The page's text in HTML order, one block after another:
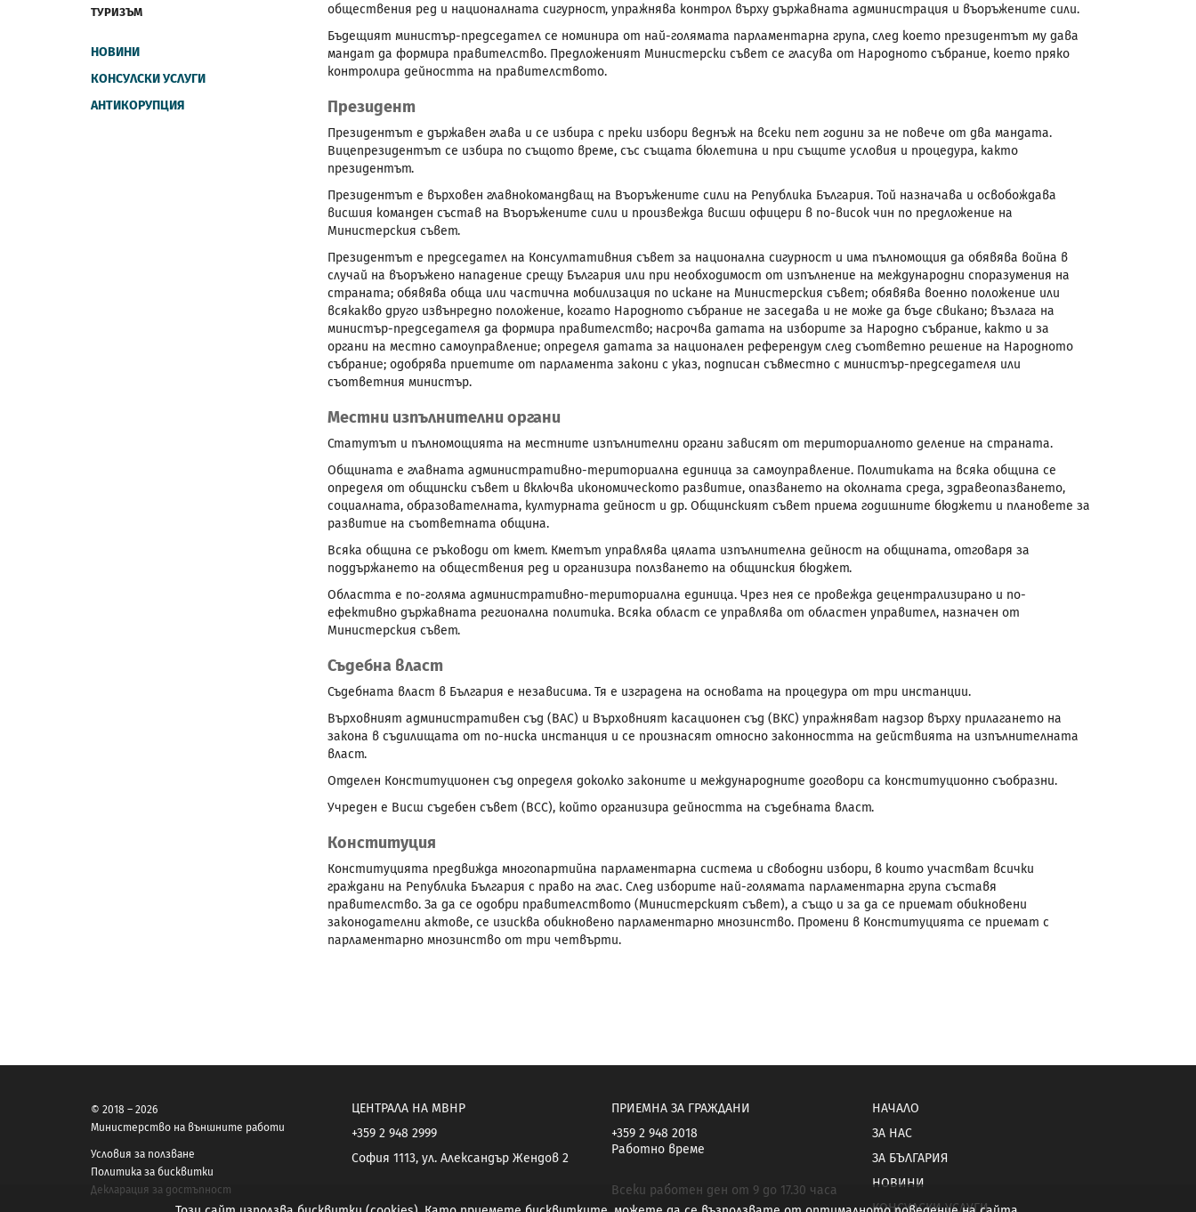
ТУРИЗЪМ
НОВИНИ
КОНСУЛСКИ УСЛУГИ
АНТИКОРУПЦИЯ
обществения ред и националната сигурност, упражнява контрол върху държавната администрация и въоръжените сили.
Бъдещият министър-председател се номинира от най-голямата парламентарна група, след което президентът му дава
мандат да формира правителство. Предложеният Министерски съвет се гласува от Народното събрание, което пряко
контролира дейността на правителството.
Президент
Президентът е държавен глава и се избира с преки избори веднъж на всеки пет години за не повече от два мандата.
Вицепрезидентът се избира по същото време, със същата бюлетина и при същите условия и процедура, както
президентът.
Президентът е върховен главнокомандващ на Въоръжените сили на Република България. Той назначава и освобождава
висшия команден състав на Въоръжените сили и произвежда висши офицери в по-висок чин по предложение на
Министерския съвет.
Президентът е председател на Консултативния съвет за национална сигурност и има пълномощия да обявява война в
случай на въоръжено нападение срещу България или при необходимост от изпълнение на международни споразумения на
страната; обявява обща или частична мобилизация по искане на Министерския съвет; обявява военно положение или
всякакво друго извънредно положение, когато Народното събрание не заседава и не може да бъде свикано; възлага на
министър-председателя да формира правителство; насрочва датата на изборите за Народно събрание, както и за
органи на местно самоуправление; определя датата за национален референдум след съответно решение на Народното
събрание; одобрява приетите от парламента закони с указ, подписан съвместно с министър-председателя или
съответния министър.
Местни изпълнителни органи
Статутът и пълномощията на местните изпълнителни органи зависят от териториалното деление на страната.
Общината е главната административно-териториална единица за самоуправление. Политиката на всяка община се
определя от общински съвет и включва икономическото развитие, опазването на околната среда, здравеопазването,
социалната, образователната, културната дейност и др. Общинският съвет приема годишните бюджети и плановете за
развитие на съответната община.
Всяка община се ръководи от кмет. Кметът управлява цялата изпълнителна дейност на общината, отговаря за
поддържането на обществения ред и организира ползването на общинския бюджет.
Областта е по-голяма административно-териториална единица. Чрез нея се провежда децентрализирано и по-
ефективно държавната регионална политика. Всяка област се управлява от областен управител, назначен от
Министерския съвет.
Съдебна власт
Съдебната власт в България е независима. Тя е изградена на основата на процедура от три инстанции.
Върховният административен съд (ВАС) и Върховният касационен съд (ВКС) упражняват надзор върху прилагането на
закона в съдилищата от по-ниска инстанция и се произнасят относно законността на действията на изпълнителната
власт.
Отделен Конституционен съд определя доколко законите и международните договори са конституционно съобразни.
Учреден е Висш съдебен съвет (ВСС), който организира дейността на съдебната власт.
Конституция
Конституцията предвижда многопартийна парламентарна система и свободни избори, в които участват всички
граждани на Република България с право на глас. След изборите най-голямата парламентарна група съставя
правителство. За да се одобри правителството (Министерският съвет), а също и за да се приемат обикновени
законодателни актове, се изисква обикновено парламентарно мнозинство. Промени в Конституцията се приемат с
парламентарно мнозинство от три четвърти.
© 2018 – 2026
Министерство на външните работи
Условия за ползване
Политика за бисквитки
Декларация за достъпност
ЦЕНТРАЛА НА МВНР
+359 2 948 2999
София 1113, ул. Александър Жендов 2
ПРИЕМНА ЗА ГРАЖДАНИ
+359 2 948 2018
Работно време
Всеки работен ден от 9 до 17.30 часа
НАЧАЛО
ЗА НАС
ЗА БЪЛГАРИЯ
НОВИНИ
КОНСУЛСКИ УСЛУГИ